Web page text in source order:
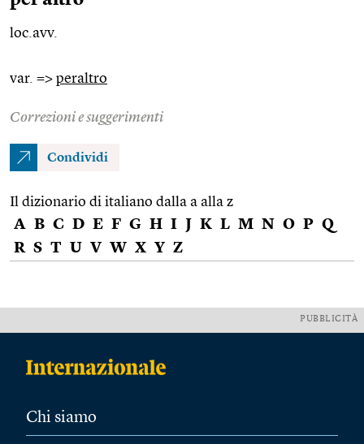
loc.avv.
var. => peraltro
Correzioni e suggerimenti
Condividi
Il dizionario di italiano dalla a alla z
A B C D E F G H I J K L M N O P Q
R S T U V W X Y Z
PUBBLICITÀ
Chi siamo